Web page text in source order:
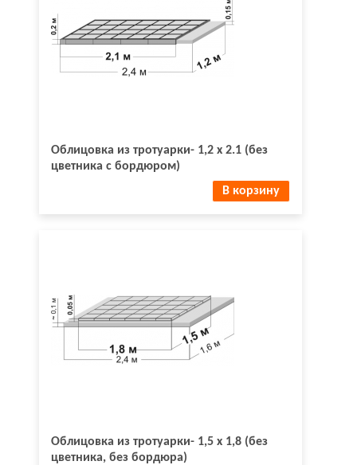
Облицовка из тротуарки- 1,2 х 2.1 (без
цветника с бордюром)
В корзину
Облицовка из тротуарки- 1,5 х 1,8 (без
цветника, без бордюра)